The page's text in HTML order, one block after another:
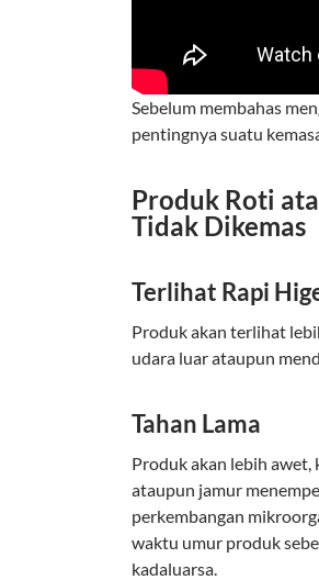
Sebelum membahas
pentingnya suatu
Produk Roti
Tidak Dikemas
Terlihat Rapi
Produk akan terlihat
udara luar ataupun
Tahan Lama
Produk akan lebih awet,
ataupun jamur
perkembangan
waktu umur produk
kadaluarsa.